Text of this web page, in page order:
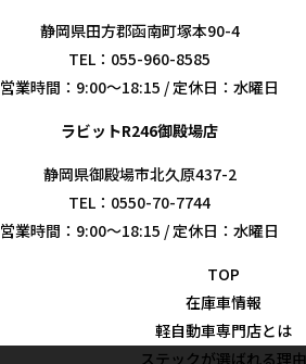
静岡県田方郡函南町塚本90-4
TEL：055-960-8585
営業時間：9:00～18:15 / 定休日：水曜日
ラビットR246御殿場店
静岡県御殿場市北久原437-2
TEL：0550-70-7744
営業時間：9:00～18:15 / 定休日：水曜日
TOP
在庫車情報
軽自動車専門店とは
ステックが選ばれる理由